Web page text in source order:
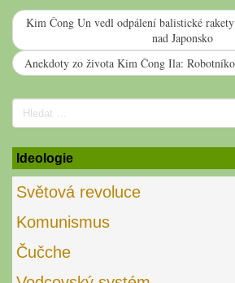
Kim Čong Un vedl odpálení balistické
nad Japonsko
Anekdoty zo života Kim Čong Ila:
Search
for:
Ideologie
Světová revoluce
Komunismus
Čučche